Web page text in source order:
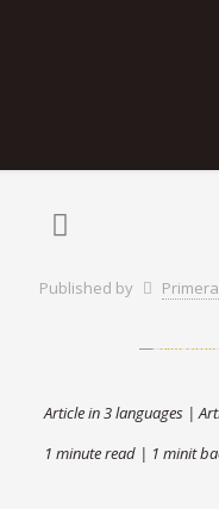
Published by Primera
Article in 3 languages |
1 minute read | 1 minit